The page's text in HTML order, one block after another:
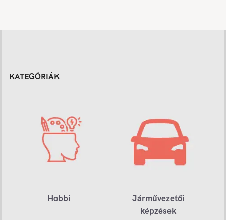
KATEGÓRIÁK
Hobbi
Járművezetői
képzések